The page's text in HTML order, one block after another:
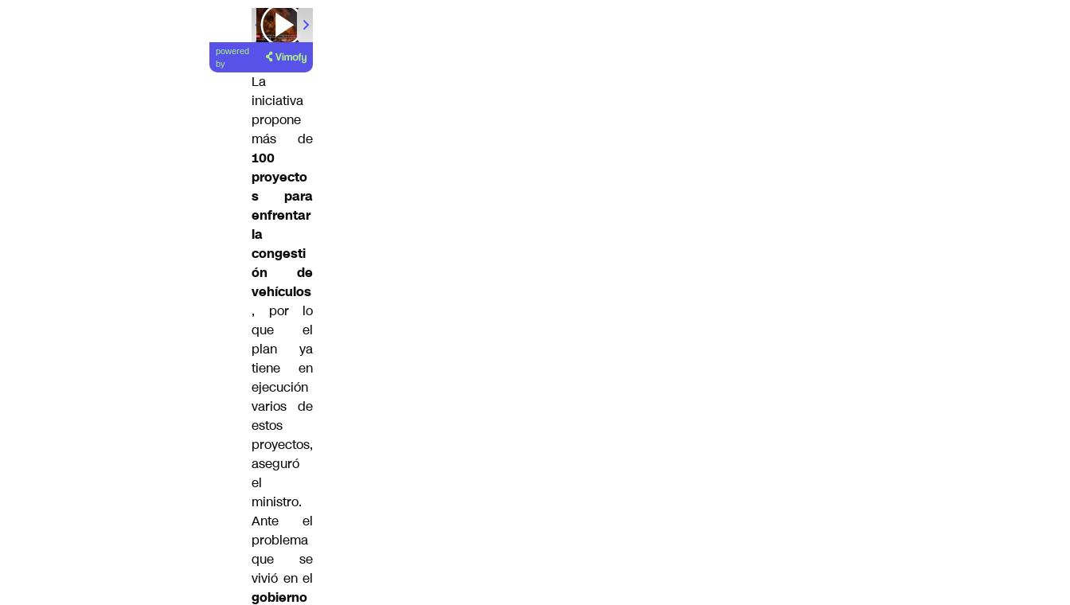
powered
by
La
iniciativa
propone
más de
100
proyecto
s para
enfrentar
la
congesti
ón de
vehículos
, por lo
que el
plan ya
tiene en
ejecución
varios de
estos
proyectos,
aseguró
el
ministro.
Ante el
problema
que se
vivió en el
gobierno